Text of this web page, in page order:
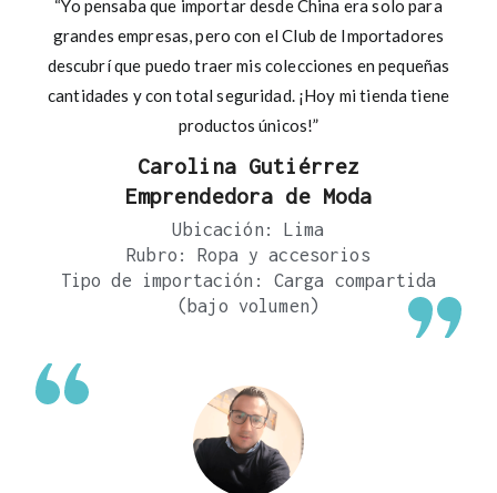
“Yo pensaba que importar desde China era solo para
grandes empresas, pero con el Club de Importadores
descubrí que puedo traer mis colecciones en pequeñas
cantidades y con total seguridad. ¡Hoy mi tienda tiene
productos únicos!”
Carolina Gutiérrez
Emprendedora de Moda
Ubicación: Lima
Rubro: Ropa y accesorios
Tipo de importación: Carga compartida
(bajo volumen)